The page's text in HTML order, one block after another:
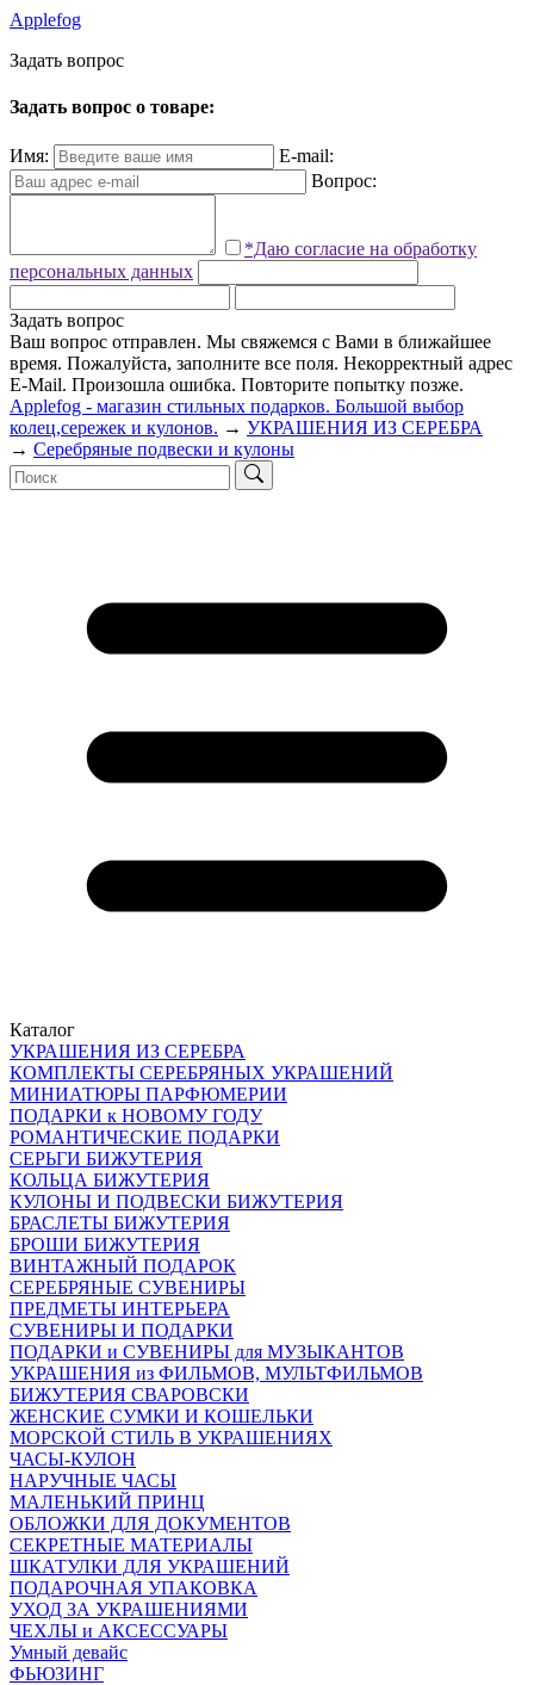
Applefog
Задать вопрос
Задать вопрос о товаре:
Имя:
E-mail:
Вопрос:
*Даю согласие на обработку
персональных данных
Задать вопрос
Ваш вопрос отправлен. Мы свяжемся с Вами в ближайшее
время. Пожалуйста, заполните все поля. Некорректный адрес
E-Mail. Произошла ошибка. Повторите попытку позже.
Applefog - магазин стильных подарков. Большой выбор
колец,сережек и кулонов. → УКРАШЕНИЯ ИЗ СЕРЕБРА
→ Серебряные подвески и кулоны
Каталог
УКРАШЕНИЯ ИЗ СЕРЕБРА
КОМПЛЕКТЫ СЕРЕБРЯНЫХ УКРАШЕНИЙ
МИНИАТЮРЫ ПАРФЮМЕРИИ
ПОДАРКИ к НОВОМУ ГОДУ
РОМАНТИЧЕСКИЕ ПОДАРКИ
СЕРЬГИ БИЖУТЕРИЯ
КОЛЬЦА БИЖУТЕРИЯ
КУЛОНЫ И ПОДВЕСКИ БИЖУТЕРИЯ
БРАСЛЕТЫ БИЖУТЕРИЯ
БРОШИ БИЖУТЕРИЯ
ВИНТАЖНЫЙ ПОДАРОК
СЕРЕБРЯНЫЕ СУВЕНИРЫ
ПРЕДМЕТЫ ИНТЕРЬЕРА
СУВЕНИРЫ И ПОДАРКИ
ПОДАРКИ и СУВЕНИРЫ для МУЗЫКАНТОВ
УКРАШЕНИЯ из ФИЛЬМОВ, МУЛЬТФИЛЬМОВ
БИЖУТЕРИЯ СВАРОВСКИ
ЖЕНСКИЕ СУМКИ И КОШЕЛЬКИ
МОРСКОЙ СТИЛЬ В УКРАШЕНИЯХ
ЧАСЫ-КУЛОН
НАРУЧНЫЕ ЧАСЫ
МАЛЕНЬКИЙ ПРИНЦ
ОБЛОЖКИ ДЛЯ ДОКУМЕНТОВ
СЕКРЕТНЫЕ МАТЕРИАЛЫ
ШКАТУЛКИ ДЛЯ УКРАШЕНИЙ
ПОДАРОЧНАЯ УПАКОВКА
УХОД ЗА УКРАШЕНИЯМИ
ЧEХЛЫ и АКСЕССУАРЫ
Умный девайс
ФЬЮЗИНГ